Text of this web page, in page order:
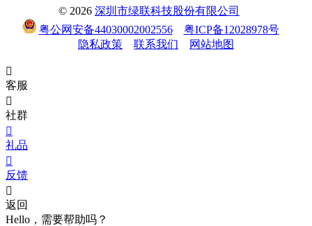
© 2026 深圳市绿联科技股份有限公司
粤公网安备44030002002556
粤ICP备12028978号
隐私政策
联系我们 网站地图

客服

社群

礼品

反馈

返回
Hello，需要帮助吗？